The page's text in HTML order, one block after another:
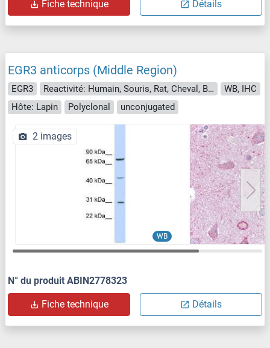
Fiche technique Détails
EGR3 anticorps (Middle Region)
EGR3 Reactivité: Humain, Souris, Rat, Cheval, Boeuf (Vache), Chien, Cobaye, Lapin, Mouton, Poisson zèbre (Danio rerio)
WB, IHC
Hôte: Lapin
Polyclonal unconjugated
WB
2 images
N° du produit ABIN2778323
Fiche technique Détails